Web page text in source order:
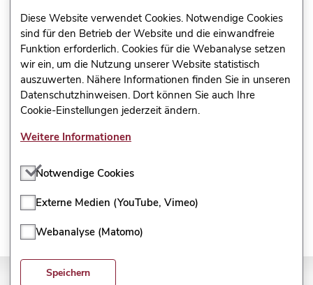
Sicherheit und Datenschutz
15. Kann ich sicher sein, dass die
Ergebnisse der Befragung
ausschließlich mir als Nutzer*in
zugänglich sind?
löschen?
Diese Website verwendet Cookies. Notwendige Cookies
sind für den Betrieb der Website und die einwandfreie
Funktion erforderlich. Cookies für die Webanalyse setzen
wir ein, um die Nutzung unserer Website statistisch
auszuwerten. Nähere Informationen finden Sie in unseren
Datenschutzhinweisen. Dort können Sie auch Ihre
Cookie-Einstellungen jederzeit ändern.
Weitere Informationen
Notwendige Cookies
Externe Medien (YouTube, Vimeo)
Webanalyse (Matomo)
Speichern